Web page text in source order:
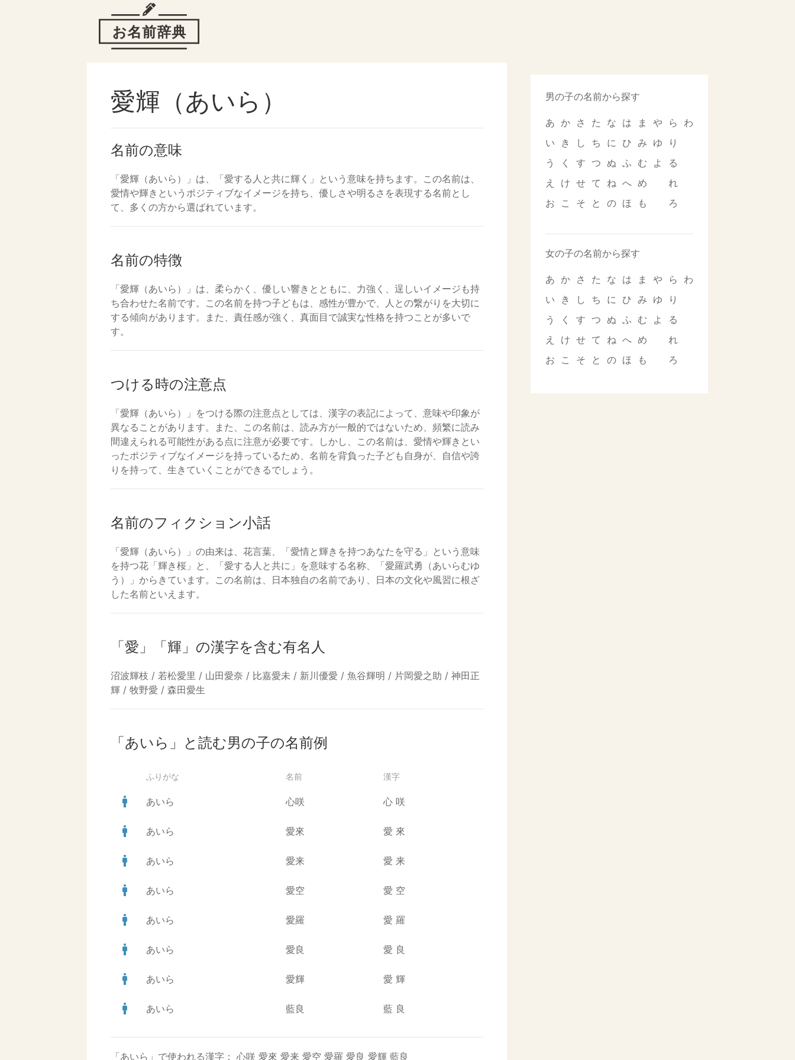
愛輝（あいら）
名前の意味
「愛輝（あいら）」は、「愛する人と共に輝く」という意味を持ちます。この名前は、
愛情や輝きというポジティブなイメージを持ち、優しさや明るさを表現する名前とし
て、多くの方から選ばれています。
名前の特徴
「愛輝（あいら）」は、柔らかく、優しい響きとともに、力強く、逞しいイメージも持
ち合わせた名前です。この名前を持つ子どもは、感性が豊かで、人との繋がりを大切に
する傾向があります。また、責任感が強く、真面目で誠実な性格を持つことが多いで
す。
つける時の注意点
「愛輝（あいら）」をつける際の注意点としては、漢字の表記によって、意味や印象が
異なることがあります。また、この名前は、読み方が一般的ではないため、頻繁に読み
間違えられる可能性がある点に注意が必要です。しかし、この名前は、愛情や輝きとい
ったポジティブなイメージを持っているため、名前を背負った子ども自身が、自信や誇
りを持って、生きていくことができるでしょう。
名前のフィクション小話
「愛輝（あいら）」の由来は、花言葉、「愛情と輝きを持つあなたを守る」という意味
を持つ花「輝き桜」と、「愛する人と共に」を意味する名称、「愛羅武勇（あいらむゆ
う）」からきています。この名前は、日本独自の名前であり、日本の文化や風習に根ざ
した名前といえます。
「愛」「輝」の漢字を含む有名人
沼波輝枝 / 若松愛里 / 山田愛奈 / 比嘉愛未 / 新川優愛 / 魚谷輝明 / 片岡愛之助 / 神田正
輝 / 牧野愛 / 森田愛生
「あいら」と読む男の子の名前例
ふりがな 名前 漢字
man あいら 心咲 心 咲
man あいら 愛來 愛 來
man あいら 愛来 愛 来
man あいら 愛空 愛 空
man あいら 愛羅 愛 羅
man あいら 愛良 愛 良
man あいら 愛輝 愛 輝
man あいら 藍良 藍 良
「あいら」で使われる漢字： 心咲 愛來 愛来 愛空 愛羅 愛良 愛輝 藍良
男の子の名前から探す
あ
い
う
え
お
か
き
く
け
こ
さ
し
す
せ
そ
た
ち
つ
て
と
な
に
ぬ
ね
の
は
ひ
ふ
へ
ほ
ま
み
む
め
も
や
ゆ
よ
ら
り
る
れ
ろ
わ
女の子の名前から探す
あ
い
う
え
お
か
き
く
け
こ
さ
し
す
せ
そ
た
ち
つ
て
と
な
に
ぬ
ね
の
は
ひ
ふ
へ
ほ
ま
み
む
め
も
や
ゆ
よ
ら
り
る
れ
ろ
わ